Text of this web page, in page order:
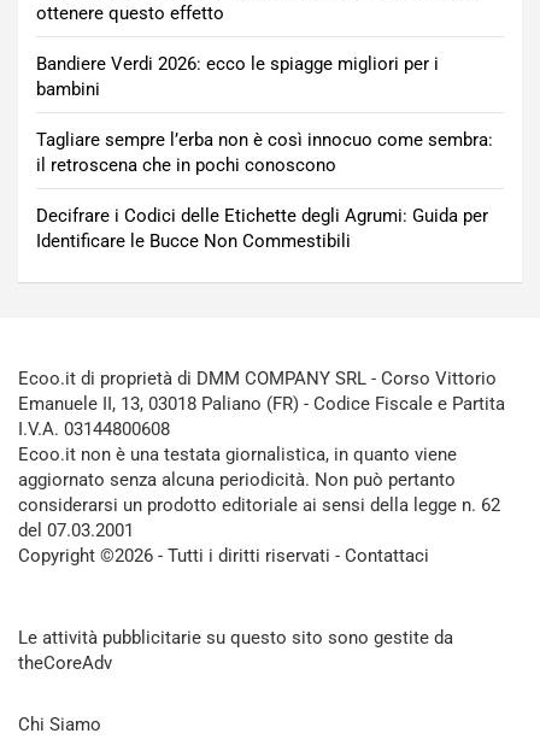
ottenere questo effetto
Bandiere Verdi 2026: ecco le spiagge migliori per i
bambini
Tagliare sempre l’erba non è così innocuo come sembra:
il retroscena che in pochi conoscono
Decifrare i Codici delle Etichette degli Agrumi: Guida per
Identificare le Bucce Non Commestibili
Ecoo.it di proprietà di DMM COMPANY SRL - Corso Vittorio
Emanuele II, 13, 03018 Paliano (FR) - Codice Fiscale e Partita
I.V.A. 03144800608
Ecoo.it non è una testata giornalistica, in quanto viene
aggiornato senza alcuna periodicità. Non può pertanto
considerarsi un prodotto editoriale ai sensi della legge n. 62
del 07.03.2001
Copyright ©2026 - Tutti i diritti riservati - Contattaci
Le attività pubblicitarie su questo sito sono gestite da
theCoreAdv
Chi Siamo